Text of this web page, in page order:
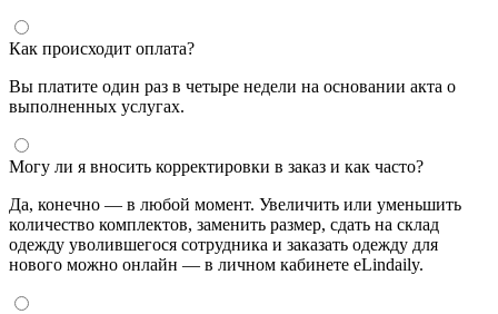
Как происходит оплата?
Вы платите один раз в четыре недели на основании акта о
выполненных услугах.
Могу ли я вносить корректировки в заказ и как часто?
Да, конечно — в любой момент. Увеличить или уменьшить
количество комплектов, заменить размер, сдать на склад
одежду уволившегося сотрудника и заказать одежду для
нового можно онлайн — в личном кабинете eLindaily.